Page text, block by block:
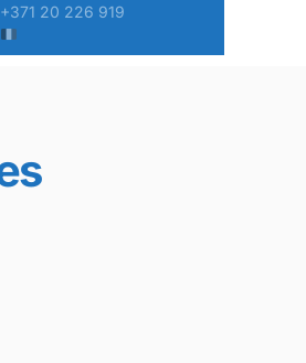
+371 20 226 919